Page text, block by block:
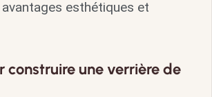
esthétiques et
construire une verrière de